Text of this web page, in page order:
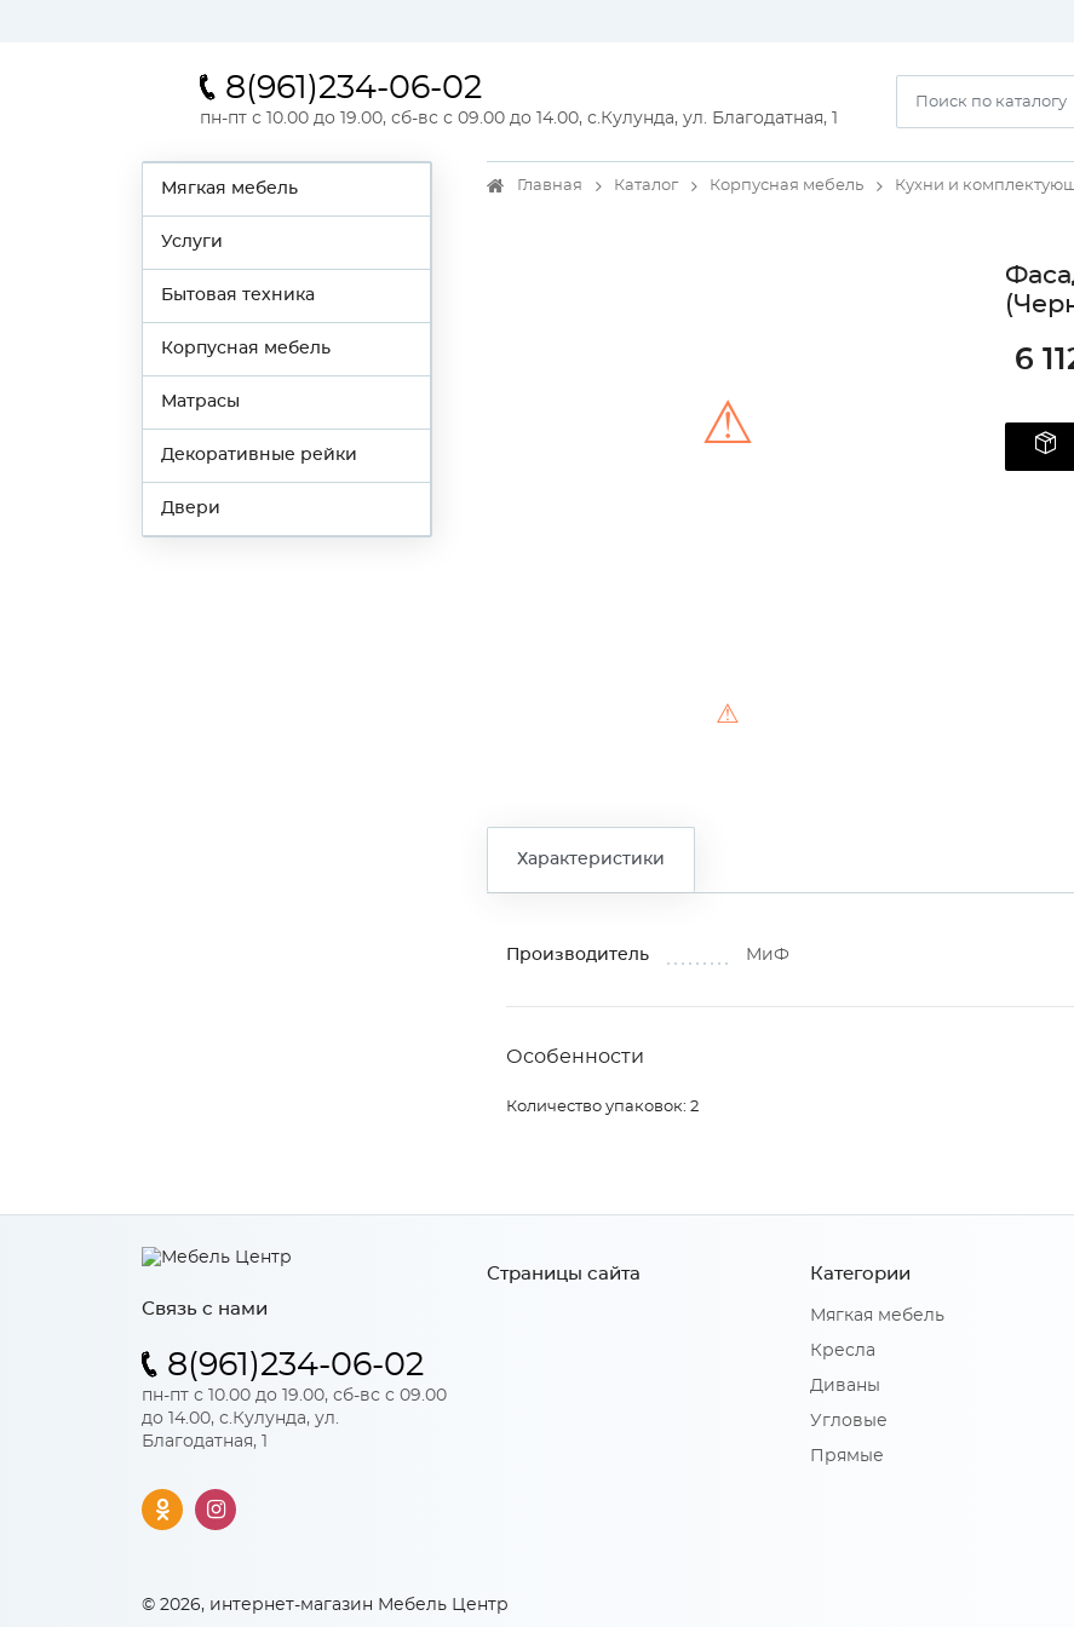
8(961)234-06-02
пн-пт с 10.00 до 19.00, сб-вс с 09.00 до 14.00, с.Кулунда, ул. Благодатная, 1
Мягкая мебель
Услуги
Бытовая техника
Корпусная мебель
Матрасы
Декоративные рейки
Двери
Главная Каталог Корпусная мебель Кухни и
⚠
⚠
6
Характеристики
Производитель МиФ
Особенности
Количество упаковок: 2
Связь с нами
8(961)234-06-02
пн-пт с 10.00 до 19.00, сб-вс с 09.00
до 14.00, с.Кулунда, ул.
Благодатная, 1
Страницы сайта Категории
Мягкая мебель
Кресла
Диваны
Угловые
Прямые
© 2026, интернет-магазин Мебель Центр